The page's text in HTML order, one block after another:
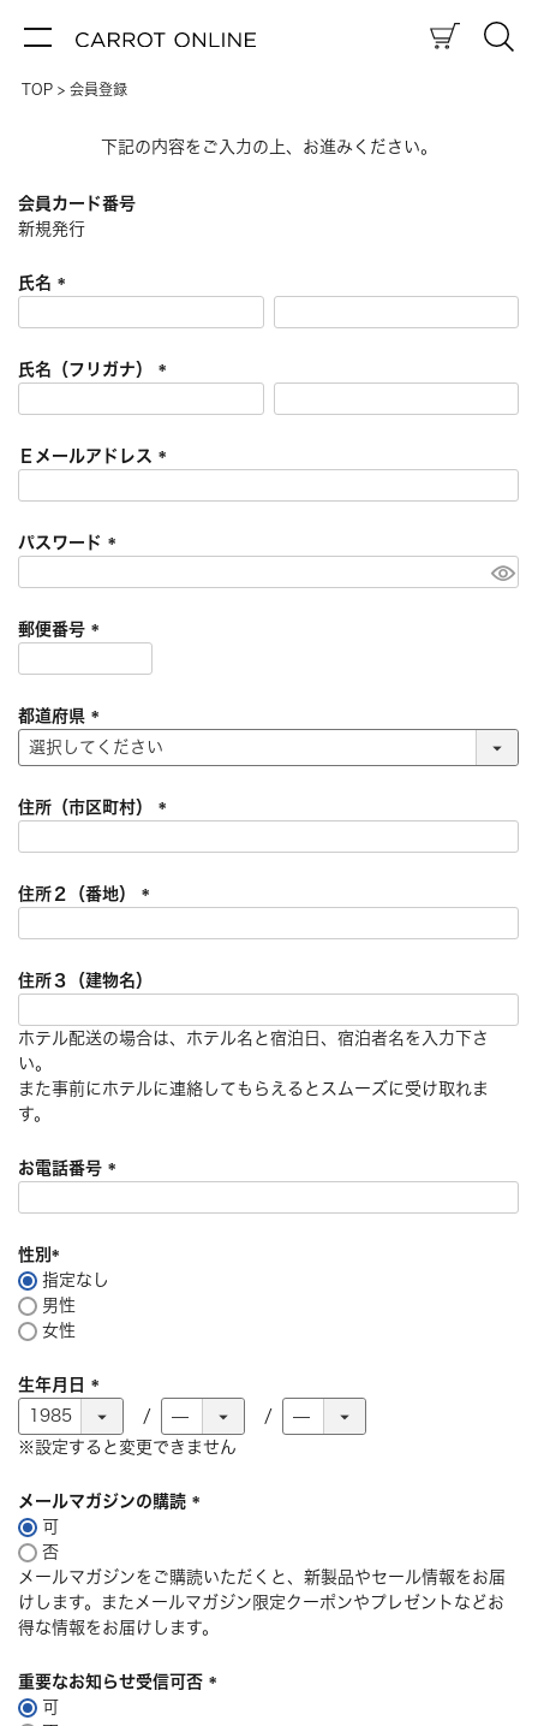
TOP 会員登録
下記の内容をご入力の上、お進みください。
会員カード番号
新規発行
氏名
須
氏名（フリガナ）
須
Ｅメールアドレス
パスワード
郵便番号
須
都道府県
(
須
)
住所（市区町村）
住所２（番地）
住所３（建物名）
ホテル配送の場合は、ホテル名と宿泊日、宿泊者名を入力下さ
い。
また事前にホテルに連絡してもらえるとスムーズに受け取れま
す。
お電話番号
性別
(
必
須
指定なし
男性
女性
生年月日
(
必
)
※設定すると変更できません
メールマガジンの購読
須
)
可
否
メールマガジンをご購読いただくと、新製品やセール情報をお届
けします。またメールマガジン限定クーポンやプレゼントなどお
得な情報をお届けします。
重要なお知らせ受信可否
可